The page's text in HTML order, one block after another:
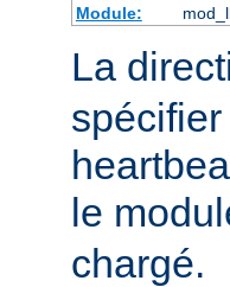
Module:
La
le
chargé.